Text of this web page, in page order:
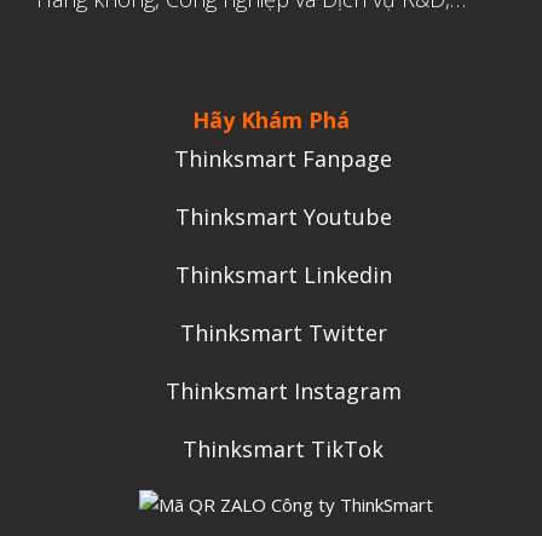
Hãy Khám Phá
Thinksmart Fanpage
Thinksmart Youtube
Thinksmart Linkedin
Thinksmart Twitter
Thinksmart Instagram
Thinksmart TikTok